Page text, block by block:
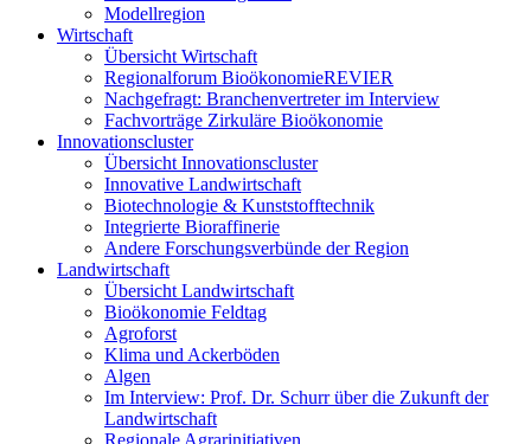
Modellregion
Wirtschaft
Übersicht Wirtschaft
Regionalforum BioökonomieREVIER
Nachgefragt: Branchenvertreter im Interview
Fachvorträge Zirkuläre Bioökonomie
Innovationscluster
Übersicht Innovationscluster
Innovative Landwirtschaft
Biotechnologie & Kunststofftechnik
Integrierte Bioraffinerie
Andere Forschungsverbünde der Region
Landwirtschaft
Übersicht Landwirtschaft
Bioökonomie Feldtag
Agroforst
Klima und Ackerböden
Algen
Im Interview: Prof. Dr. Schurr über die Zukunft der
Landwirtschaft
Regionale Agrarinitiativen